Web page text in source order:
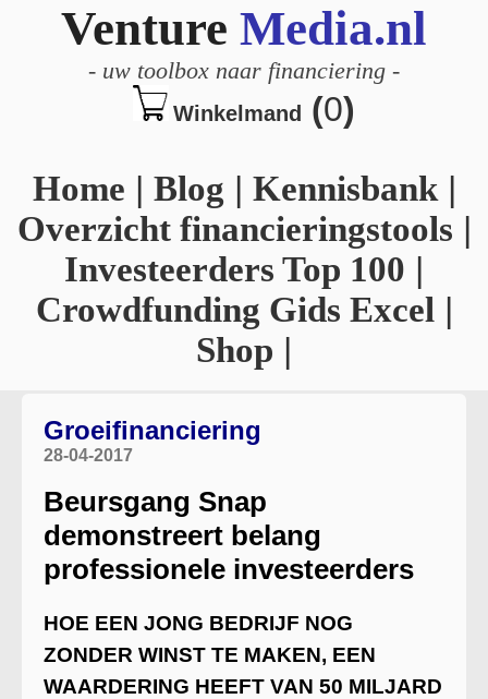
Venture Media.nl
- uw toolbox naar financiering -
Winkelmand (0)
Home | Blog | Kennisbank|
Overzicht financieringstools |
Investeerders Top 100 |
Crowdfunding Gids Excel |
Shop |
Groeifinanciering
28-04-2017
Beursgang Snap
demonstreert belang
professionele investeerders
HOE EEN JONG BEDRIJF NOG
ZONDER WINST TE MAKEN, EEN
WAARDERING HEEFT VAN 50 MILJARD